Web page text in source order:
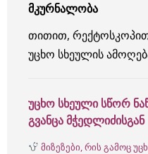
მკურნალობა
თითით,
უცხო სხეულის
უცხო სხეული სწორ
გვანცა მჭედლიძისგან
მიზეზები, რის გამოც